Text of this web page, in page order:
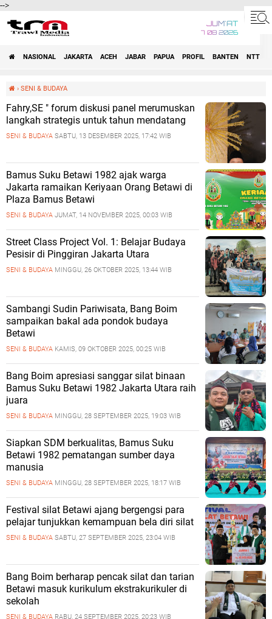
-->
JUM'AT
7 08 2026
NASIONAL JAKARTA ACEH JABAR PAPUA PROFIL BANTEN NTT
› SENI & BUDAYA
Fahry,SE " forum diskusi panel merumuskan
langkah strategis untuk tahun mendatang
SENI & BUDAYA SABTU, 13 DESEMBER 2025, 17:42 WIB
Bamus Suku Betawi 1982 ajak warga
Jakarta ramaikan Keriyaan Orang Betawi di
Plaza Bamus Betawi
SENI & BUDAYA JUMAT, 14 NOVEMBER 2025, 00:03 WIB
Street Class Project Vol. 1: Belajar Budaya
Pesisir di Pinggiran Jakarta Utara
SENI & BUDAYA MINGGU, 26 OKTOBER 2025, 13:44 WIB
Sambangi Sudin Pariwisata, Bang Boim
sampaikan bakal ada pondok budaya
Betawi
SENI & BUDAYA KAMIS, 09 OKTOBER 2025, 00:25 WIB
Bang Boim apresiasi sanggar silat binaan
Bamus Suku Betawi 1982 Jakarta Utara raih
juara
SENI & BUDAYA MINGGU, 28 SEPTEMBER 2025, 19:03 WIB
Siapkan SDM berkualitas, Bamus Suku
Betawi 1982 pematangan sumber daya
manusia
SENI & BUDAYA MINGGU, 28 SEPTEMBER 2025, 18:17 WIB
Festival silat Betawi ajang bergengsi para
pelajar tunjukkan kemampuan bela diri silat
SENI & BUDAYA SABTU, 27 SEPTEMBER 2025, 23:04 WIB
Bang Boim berharap pencak silat dan tarian
Betawi masuk kurikulum ekstrakurikuler di
sekolah
SENI & BUDAYA RABU, 24 SEPTEMBER 2025, 20:23 WIB